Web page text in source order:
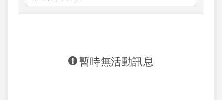
暫時無活動訊息